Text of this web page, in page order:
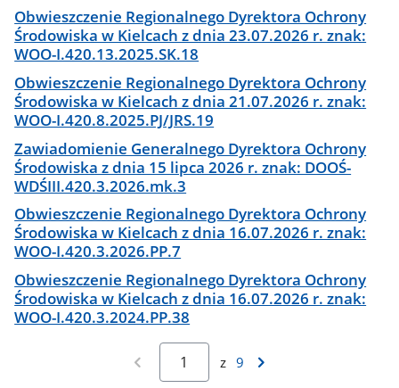
Obwieszczenie Regionalnego Dyrektora Ochrony
Środowiska w Kielcach z dnia 23.07.2026 r. znak:
WOO-I.420.13.2025.SK.18
Obwieszczenie Regionalnego Dyrektora Ochrony
Środowiska w Kielcach z dnia 21.07.2026 r. znak:
WOO-I.420.8.2025.PJ/JRS.19
Zawiadomienie Generalnego Dyrektora Ochrony
Środowiska z dnia 15 lipca 2026 r. znak: DOOŚ-
WDŚIII.420.3.2026.mk.3
Obwieszczenie Regionalnego Dyrektora Ochrony
Środowiska w Kielcach z dnia 16.07.2026 r. znak:
WOO-I.420.3.2026.PP.7
Obwieszczenie Regionalnego Dyrektora Ochrony
Środowiska w Kielcach z dnia 16.07.2026 r. znak:
WOO-I.420.3.2024.PP.38
z 9